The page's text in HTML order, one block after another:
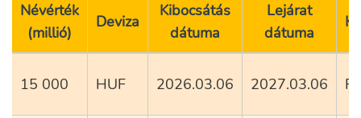
Névérték
(millió)
Deviza
Kibocsátás
dátuma
Lejárat
dátuma
15 000 HUF 2026.03.06 2027.03.06